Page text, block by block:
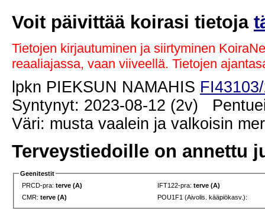
Voit päivittää koirasi tietoja
Tietojen kirjautuminen ja siirtyminen
reaaliajassa, vaan viiveellä. Tietojen
lpkn PIEKSUN NAMAHIS
Syntynyt: 2023-08-12 (2v)
Väri: musta vaalein ja valkoisin
Terveystiedoille on annettu
Geenitestit
PRCD-pra:terve (A) IFT122-pra:terve (A)
CMR:terve (A) POU1F1 (Aivolis. kääpiökasv.):